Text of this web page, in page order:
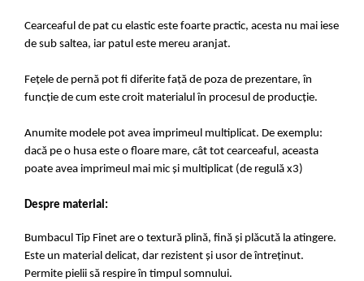
Cearceaful de pat cu elastic este foarte practic, acesta nu mai iese
de sub saltea, iar patul este mereu aranjat.
Fețele de pernă pot fi diferite față de poza de prezentare, în
funcție de cum este croit materialul în procesul de producție.
Anumite modele pot avea imprimeul multiplicat. De exemplu:
dacă pe o husa este o floare mare, cât tot cearceaful, aceasta
poate avea imprimeul mai mic și multiplicat (de regulă x3)
Despre material:
Bumbacul Tip Finet are o textură plină, fină și plăcută la atingere.
Este un material delicat, dar rezistent și usor de întreținut.
Permite pielii să respire în timpul somnului.